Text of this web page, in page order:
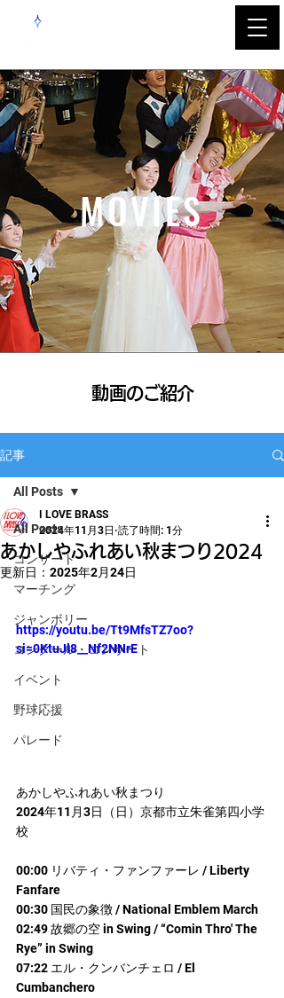
MOVIES
​動画のご紹介
記事
All Posts
コンサート
マーチング
ジャンボリー
コンクール・コンサート
イベント
野球応援
パレード
All Posts
あかしやふれあい秋まつり2024
I LOVE BRASS
2024年11月3日 読了時間: 1分
更新日： 2025年2月24日
https://youtu.be/Tt9MfsTZ7oo?
si=0KtuJl8__Nf2NNrE
あかしやふれあい秋まつり
2024年11月3日（日）京都市立朱雀第四小学
校
00:00 リバティ・ファンファーレ / Liberty
Fanfare
00:30 国民の象徴 / National Emblem March
02:49 故郷の空 in Swing / “Comin Thro' The
Rye” in Swing
07:22 エル・クンバンチェロ / El
Cumbanchero